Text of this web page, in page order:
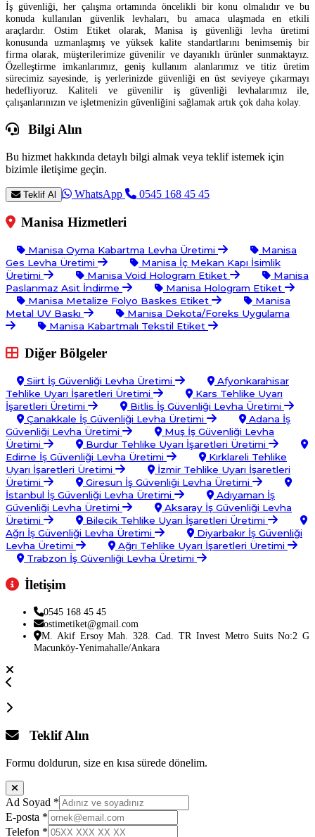
İş güvenliği, her çalışma ortamında öncelikli bir konu olmalıdır ve bu
konuda kullanılan güvenlik levhaları, bu amaca ulaşmada en etkili
araçlardır. Ostim Etiket olarak, Manisa iş güvenliği levha üretimi
konusunda uzmanlaşmış ve yüksek kalite standartlarını benimsemiş bir
firma olarak, müşterilerimize güvenilir ve dayanıklı ürünler sunmaktayız.
Özelleştirme imkanlarımız, geniş kullanım alanlarımız ve titiz üretim
sürecimiz sayesinde, iş yerlerinizde güvenliği en üst seviyeye çıkarmayı
hedefliyoruz. Kaliteli ve güvenilir iş güvenliği levhalarımız ile,
çalışanlarınızın ve işletmenizin güvenliğini sağlamak artık çok daha kolay.
Bilgi Alın
Bu hizmet hakkında detaylı bilgi almak veya teklif istemek için
bizimle iletişime geçin.
Teklif Al WhatsApp 0545 168 45 45
Manisa Hizmetleri
Manisa Oyma Kabartma Levha Üretimi
Manisa
Ges Levha Üretimi
Manisa İç Mekan Kapı İsimlik
Üretimi
Manisa Void Hologram Etiket
Manisa
Paslanmaz Asit İndirme
Manisa Hologram Etiket
Manisa Metalize Folyo Baskes Etiket
Manisa
Metal UV Baskı
Manisa Dekota/Foreks Uygulama
Manisa Kabartmalı Tekstil Etiket
Diğer Bölgeler
Siirt İş Güvenliği Levha Üretimi
Afyonkarahisar
Tehlike Uyarı İşaretleri Üretimi
Kars Tehlike Uyarı
İşaretleri Üretimi
Bitlis İş Güvenliği Levha Üretimi
Çanakkale İş Güvenliği Levha Üretimi
Adana İş
Güvenliği Levha Üretimi
Muş İş Güvenliği Levha
Üretimi
Burdur Tehlike Uyarı İşaretleri Üretimi
Edirne İş Güvenliği Levha Üretimi
Kırklareli Tehlike
Uyarı İşaretleri Üretimi
İzmir Tehlike Uyarı İşaretleri
Üretimi
Giresun İş Güvenliği Levha Üretimi
İstanbul İş Güvenliği Levha Üretimi
Adıyaman İş
Güvenliği Levha Üretimi
Aksaray İş Güvenliği Levha
Üretimi
Bilecik Tehlike Uyarı İşaretleri Üretimi
Ağrı İş Güvenliği Levha Üretimi
Diyarbakır İş Güvenliği
Levha Üretimi
Ağrı Tehlike Uyarı İşaretleri Üretimi
Trabzon İş Güvenliği Levha Üretimi
İletişim
0545 168 45 45
ostimetiket@gmail.com
M. Akif Ersoy Mah. 328. Cad. TR Invest Metro Suits No:2 G
Macunköy-Yenimahalle/Ankara
Teklif Alın
Formu doldurun, size en kısa sürede dönelim.
Ad Soyad *
E-posta *
Telefon *